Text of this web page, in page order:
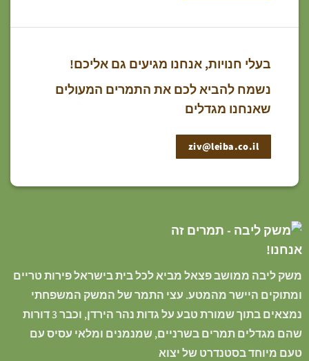
בעלי חנויות, אנחנו מגיעים גם אליכם!
נשמח להביא לכם את התמרים המעולים
שאנחנו מגדלים
ziv@leiba.co.il
משק ליבה ממושב פצאל מביא לכל בית בישראל פירות טריים
ומתוקים היישר מהמטע. עצי התמר של המשק המשפחתי
נמצאים בתוך שמורת טבע על גדות נהר הירדן, וכבר 3 דורות
שהם מגדלים תמרים בשרניים, שמנמנים ומלאי עסיס עם
טעם מיוחד בסטנדרט של יצוא